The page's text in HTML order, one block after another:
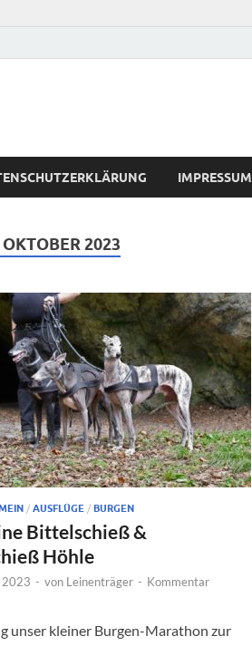
IMPRESSUM
OKTOBER 2023
/ AUSFLÜGE / BURGEN
Bittelschieß &
Höhle
2023 - von Leinenträger - Kommentar
unser kleiner Burgen-Marathon zur